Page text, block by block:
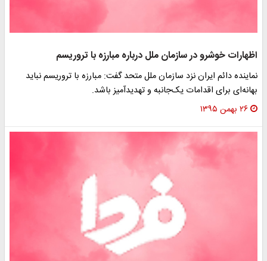
اظهارات خوشرو در سازمان ملل درباره مبارزه با تروریسم
نماینده دائم ایران نزد سازمان ملل متحد گفت: مبارزه با تروریسم نباید
بهانه‌ای برای اقدامات یک‌جانبه و تهدیدآمیز باشد.
۲۶ بهمن ۱۳۹۵